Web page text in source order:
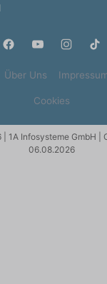
Über Uns
Cookies
1A Infosysteme GmbH |
06.08.2026